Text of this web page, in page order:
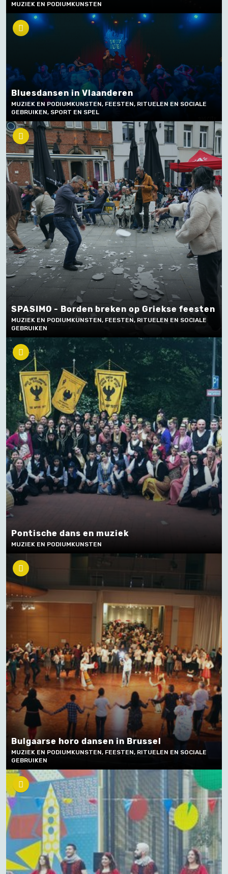
MUZIEK EN PODIUMKUNSTEN
Bluesdansen in Vlaanderen
MUZIEK EN PODIUMKUNSTEN, FEESTEN, RITUELEN EN SOCIALE
GEBRUIKEN, SPORT EN SPEL
SPASIMO - Borden breken op Griekse feesten
MUZIEK EN PODIUMKUNSTEN, FEESTEN, RITUELEN EN SOCIALE
GEBRUIKEN
Pontische dans en muziek
MUZIEK EN PODIUMKUNSTEN
Bulgaarse horo dansen in Brussel
MUZIEK EN PODIUMKUNSTEN, FEESTEN, RITUELEN EN SOCIALE
GEBRUIKEN